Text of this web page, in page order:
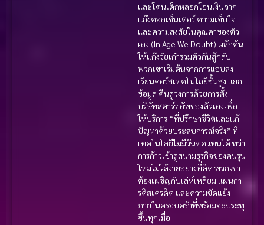
และโดนเด็กหลอกโอนเงินจาก
แก๊งคอลเซ็นเตอร์ ความเจ็บใจ
และความสงสัยในคุณค่าของตัว
เอง (In Age We Doubt) ผลักดัน
ให้แก๊งวัยเก๋ารวมตัวกันสู้กลับ
พวกเขาเริ่มต้นจากการแอบลง
เรียนคอร์สเทคโนโลยีชั้นสูง แฮก
ข้อมูล คืนสู่วงการด้วยการตั้ง
บริษัทสตาร์ทอัพของตัวเองเพื่อ
ให้บริการ “ที่ปรึกษาชีวิตและแก้
ปัญหาด้วยประสบการณ์จริง” ที่
เทคโนโลยีไม่มีวันทดแทนได้ ทว่า
การก้าวเข้าสู่สนามธุรกิจของคนรุ่น
ใหม่ไม่ได้ง่ายอย่างที่คิด พวกเขา
ต้องเผชิญกับเล่ห์เหลี่ยม แผนกา
รดิสเครดิต และความขัดแย้ง
ภายในครอบครัวที่พร้อมจะประทุ
ขึ้นทุกเมื่อ